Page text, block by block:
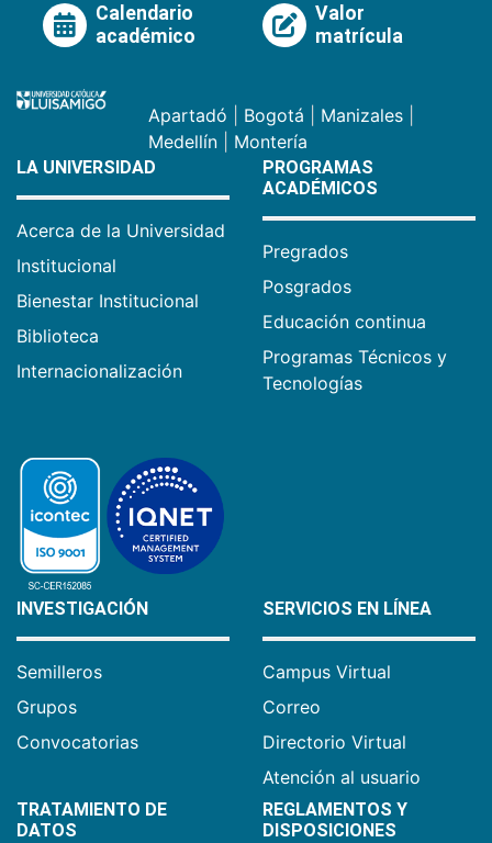
Calendario
académico
Valor
matrícula
Apartadó Bogotá Manizales
Medellín
Montería
LA UNIVERSIDAD
Acerca de la Universidad
Institucional
Bienestar Institucional
Biblioteca
Internacionalización
PROGRAMAS
ACADÉMICOS
Pregrados
Posgrados
Educación continua
Programas Técnicos y
Tecnologías
INVESTIGACIÓN
Semilleros
Grupos
Convocatorias
SERVICIOS EN LÍNEA
Campus Virtual
Correo
Directorio Virtual
Atención al usuario
TRATAMIENTO DE
DATOS
REGLAMENTOS Y
DISPOSICIONES